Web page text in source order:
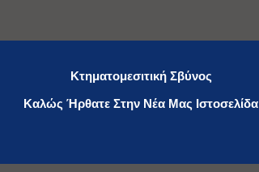
Κτηματομεσιτική Σβύνος
Καλώς Ήρθατε Στην Νέα Μας Ιστοσελίδα